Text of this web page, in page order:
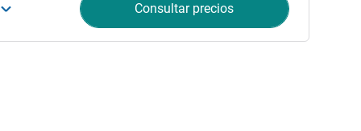
Consultar precios